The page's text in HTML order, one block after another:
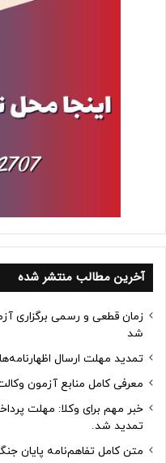
آخرین مطالب منتشر شده
شد
تمدید مهلت ارسال اظهارنامه‌های
معرفی کامل منابع آزمون وکالت 1405 کانون‌های وکلای
تمدید شد.
متن کامل تفاهم‌نامه پایان